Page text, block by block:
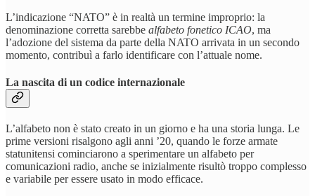
L’indicazione “NATO” è in realtà un termine improprio: la
denominazione corretta sarebbe alfabeto fonetico ICAO, ma
l’adozione del sistema da parte della NATO arrivata in un secondo
momento, contribuì a farlo identificare con l’attuale nome.
La nascita di un codice internazionale
L’alfabeto non è stato creato in un giorno e ha una storia lunga. Le
prime versioni risalgono agli anni ’20, quando le forze armate
statunitensi cominciarono a sperimentare un alfabeto per
comunicazioni radio, anche se inizialmente risultò troppo complesso
e variabile per essere usato in modo efficace.